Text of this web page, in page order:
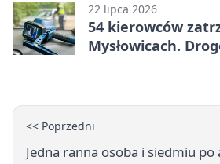
22 lipca 2026
54 kierowców
Mysłowicach.
<< Poprzedni
Jedna ranna osoba i siedmiu po